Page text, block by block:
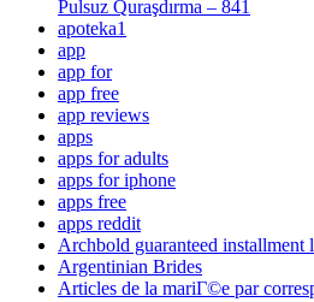
Pulsuz Quraşdırma – 841
apoteka1
app
app for
app free
app reviews
apps
apps for adults
apps for iphone
apps free
apps reddit
Archbold guaranteed installment
Argentinian Brides
Articles de la mariГ©e par